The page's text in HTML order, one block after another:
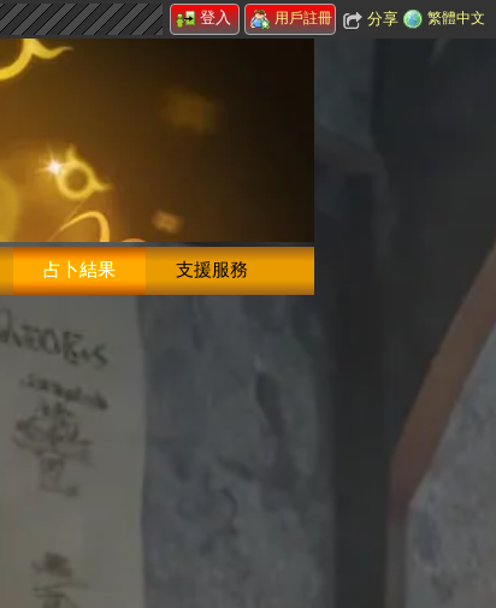
登入 用戶註冊 分享 繁體中文
占卜結果 支援服務